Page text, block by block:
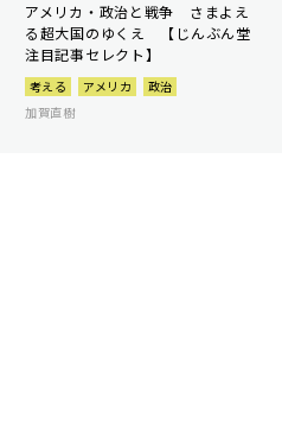
アメリカ・政治と戦争 さまよえ
る超大国のゆくえ 【じんぶん堂
注目記事セレクト】
考える アメリカ
政治
加賀直樹